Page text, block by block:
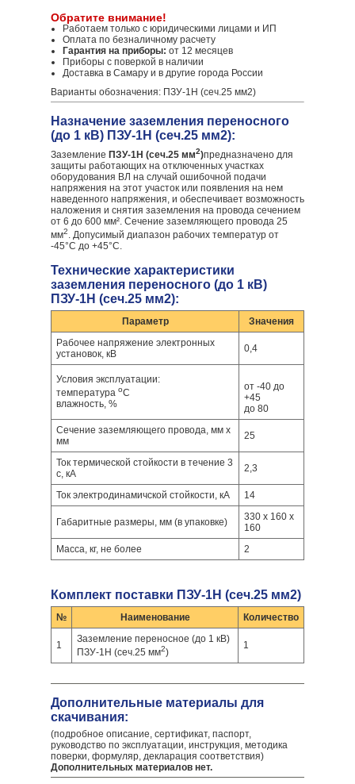
Обратите внимание!
Работаем только с юридическими лицами и ИП
Оплата по безналичному расчету
Гарантия на приборы: от 12 месяцев
Приборы с поверкой в наличии
Доставка в Самару и в другие города России
Варианты обозначения: ПЗУ-1Н (сеч.25 мм2)
Назначение заземления переносного
(до 1 кВ) ПЗУ-1Н (сеч.25 мм2):
Заземление ПЗУ-1Н (сеч.25 мм2)предназначено для
защиты работающих на отключенных участках
оборудования ВЛ на случай ошибочной подачи
напряжения на этот участок или появления на нем
наведенного напряжения, и обеспечивает возможность
наложения и снятия заземления на провода сечением
от 6 до 600 мм². Сечение заземляющего провода 25
мм2. Допусимый диапазон рабочих температур от
-45°С до +45°С.
Технические характеристики
заземления переносного (до 1 кВ)
ПЗУ-1Н (сеч.25 мм2):
Параметр
Значения
Рабочее напряжение электронных
установок, кВ
0,4
Условия эксплуатации:
температура оС
влажность, %
от -40 до
+45
до 80
Сечение заземляющего провода, мм x
мм
25
Ток термической стойкости в течение 3
с, кА
2,3
Ток электродинамичской стойкости, кА 14
Габаритные размеры, мм (в упаковке)
330 x 160 x
160
Масса, кг, не более
2
Комплект поставки ПЗУ-1Н (сеч.25 мм2)
№ Наименование Количество
1
Заземление переносное (до 1 кВ)
ПЗУ-1Н (сеч.25 мм2)
1
Дополнительные материалы для
скачивания:
(подробное описание, сертификат, паспорт,
руководство по эксплуатации, инструкция, методика
поверки, формуляр, декларация соответствия)
Дополнительных материалов нет.